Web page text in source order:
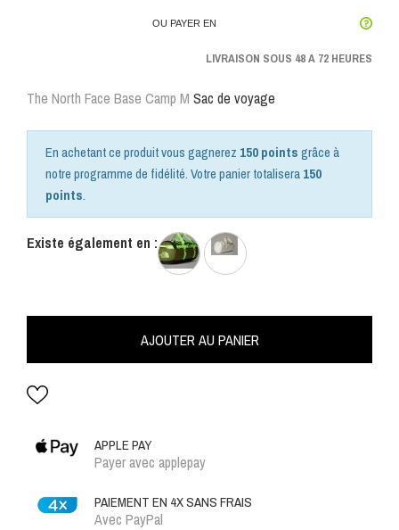
OU PAYER EN
LIVRAISON SOUS 48 A 72 HEURES
The North Face Base Camp M Sac de voyage
En achetant ce produit vous gagnerez 150 pointsgrâce à
notre programme de fidélité. Votre panier totalisera150
points.
Existe également en :
AJOUTER AU PANIER
APPLE PAY
Payer avec applepay
PAIEMENT EN 4X SANS FRAIS
Avec PayPal